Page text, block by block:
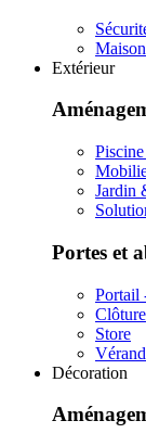
Extérieur
Jardin
Portes et
Portail
Clôture
Store
Décoration